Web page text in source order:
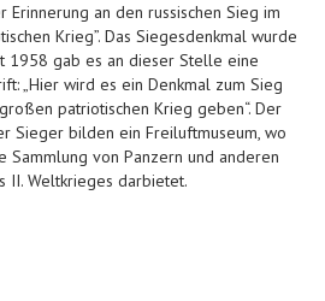
Erinnerung an den russischen Sieg im
Krieg”. Das Siegesdenkmal wurde
gab es an dieser Stelle eine
„Hier wird es ein Denkmal zum Sieg
patriotischen Krieg geben“. Der
Sieger bilden ein Freiluftmuseum, wo
Sammlung von Panzern und anderen
II. Weltkrieges darbietet.